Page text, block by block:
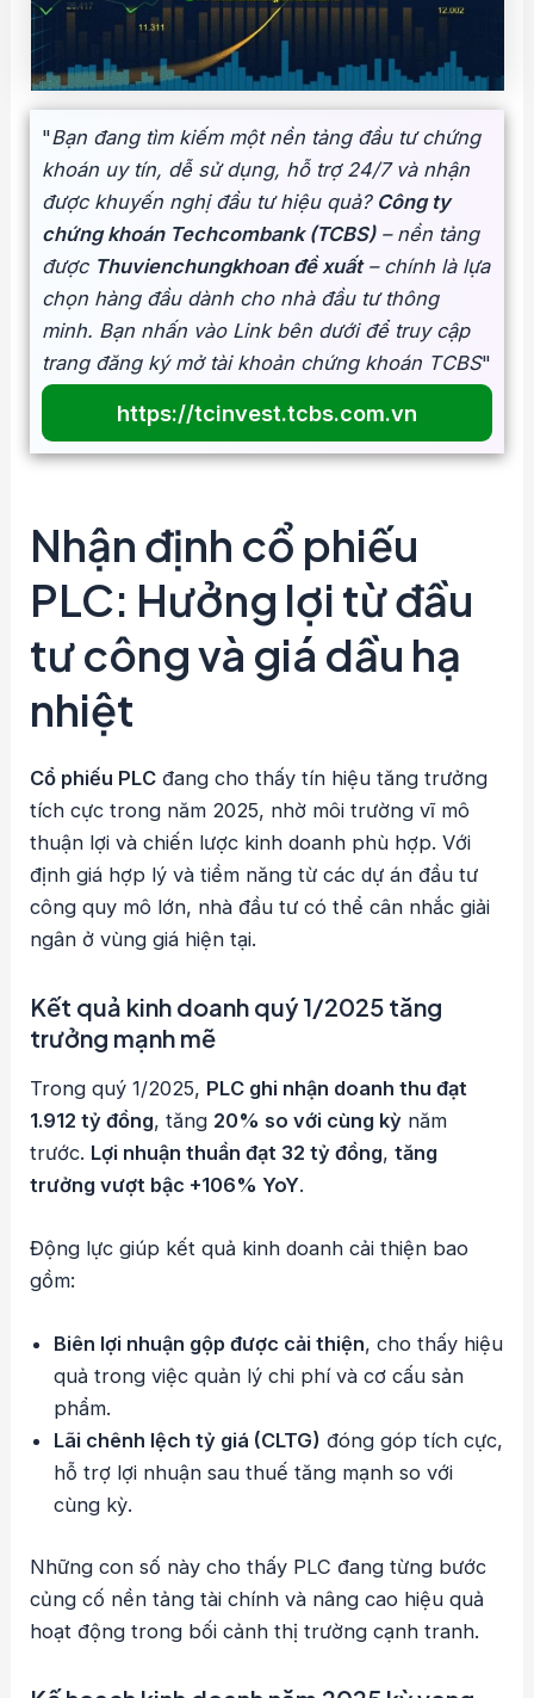
"Bạn đang tìm kiếm một nền tảng đầu tư chứng
khoán uy tín, dễ sử dụng, hỗ trợ 24/7 và nhận
được khuyến nghị đầu tư hiệu quả? Công ty
chứng khoán Techcombank (TCBS)– nền tảng
được Thuvienchungkhoan đề xuất– chính là lựa
chọn hàng đầu dành cho nhà đầu tư thông
minh. Bạn nhấn vào Link bên dưới để truy cập
trang đăng ký mở tài khoản chứng khoán TCBS"
https://tcinvest.tcbs.com.vn
Nhận định cổ phiếu
PLC: Hưởng lợi từ đầu
tư công và giá dầu hạ
nhiệt
Cổ phiếu PLC đang cho thấy tín hiệu tăng trưởng
tích cực trong năm 2025, nhờ môi trường vĩ mô
thuận lợi và chiến lược kinh doanh phù hợp. Với
định giá hợp lý và tiềm năng từ các dự án đầu tư
công quy mô lớn, nhà đầu tư có thể cân nhắc giải
ngân ở vùng giá hiện tại.
Kết quả kinh doanh quý 1/2025 tăng
trưởng mạnh mẽ
Trong quý 1/2025, PLC ghi nhận doanh thu đạt
1.912 tỷ đồng, tăng 20% so với cùng kỳ năm
trước. Lợi nhuận thuần đạt 32 tỷ đồng,tăng
trưởng vượt bậc +106% YoY.
Động lực giúp kết quả kinh doanh cải thiện bao
gồm:
Biên lợi nhuận gộp được cải thiện, cho thấy hiệu
quả trong việc quản lý chi phí và cơ cấu sản
phẩm.
Lãi chênh lệch tỷ giá (CLTG) đóng góp tích cực,
hỗ trợ lợi nhuận sau thuế tăng mạnh so với
cùng kỳ.
Những con số này cho thấy PLC đang từng bước
củng cố nền tảng tài chính và nâng cao hiệu quả
hoạt động trong bối cảnh thị trường cạnh tranh.